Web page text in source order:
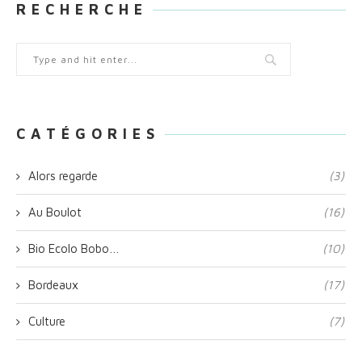
R E C H E R C H E
C A T É G O R I E S
Alors regarde (3)
Au Boulot (16)
Bio Ecolo Bobo… (10)
Bordeaux (17)
Culture (7)